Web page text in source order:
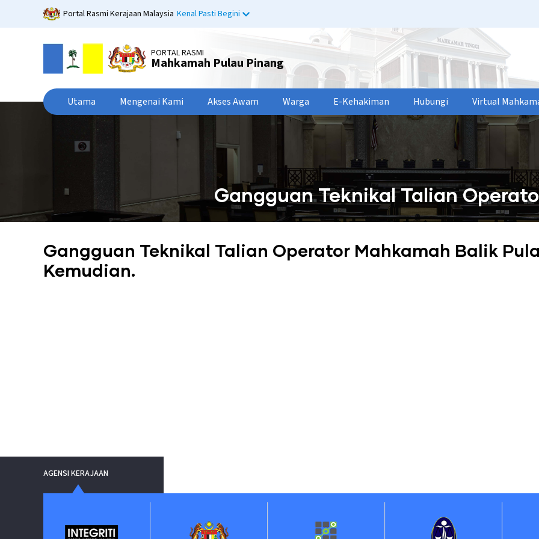
Portal Rasmi Kerajaan Malaysia Kenal Pasti Begini
PORTAL RASMI
Mahkamah Pulau Pinang
Utama Mengenai Kami Akses Awam Warga E-Kehakiman Hubungi Virtual
Gangguan Teknikal Talian
Gangguan Teknikal Talian Operator Mahkamah Balik
Kemudian.
AGENSI KERAJAAN